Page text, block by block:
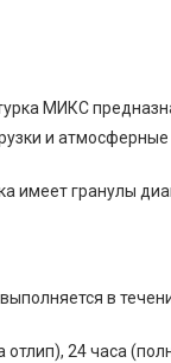
МИКС
и атмосферные
имеет гранулы
в
24 часа